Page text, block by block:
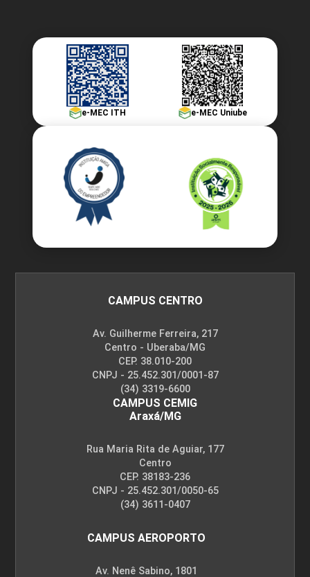
e-MEC ITH e-MEC Uniube
CAMPUS CENTRO
Av. Guilherme Ferreira, 217
Centro - Uberaba/MG
CEP. 38.010-200
CNPJ - 25.452.301/0001-87
(34) 3319-6600
CAMPUS CEMIG
Araxá/MG
Rua Maria Rita de Aguiar, 177
Centro
CEP. 38183-236
CNPJ - 25.452.301/0050-65
(34) 3611-0407
CAMPUS AEROPORTO
Av. Nenê Sabino, 1801